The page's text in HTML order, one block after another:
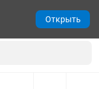
Открыть